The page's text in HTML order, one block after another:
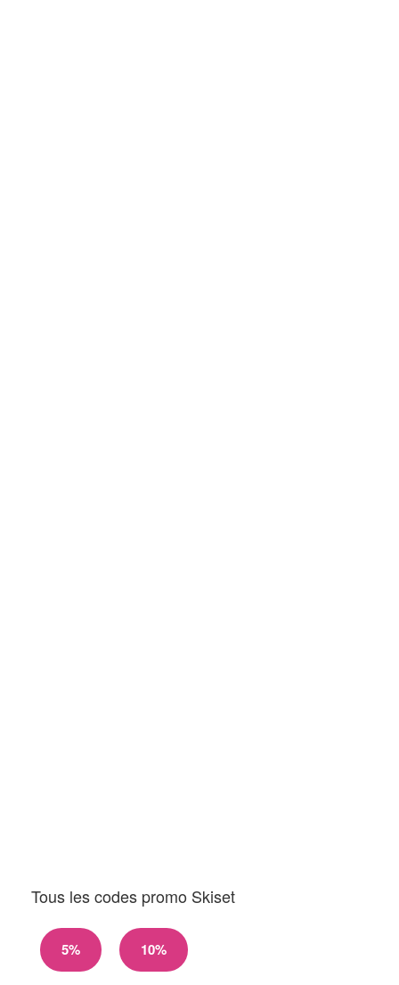
Tous les codes promo Skiset
5% 10%